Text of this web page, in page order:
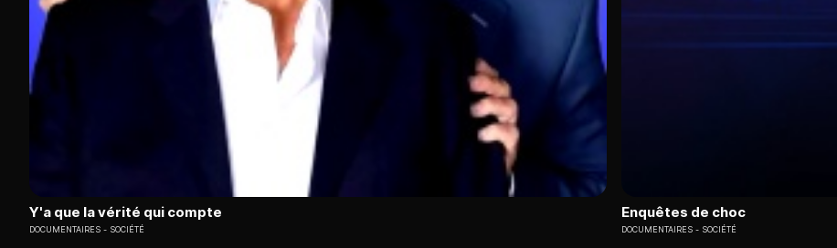
Y'a que la vérité qui compte
DOCUMENTAIRES SOCIÉTÉ
Enquêtes de choc
DOCUMENTAIRES SOCIÉTÉ